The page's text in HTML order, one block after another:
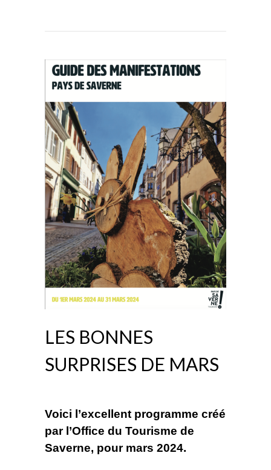
LES BONNES
SURPRISES DE MARS
Voici l’excellent programme créé
par l’Office du Tourisme de
Saverne, pour mars 2024.